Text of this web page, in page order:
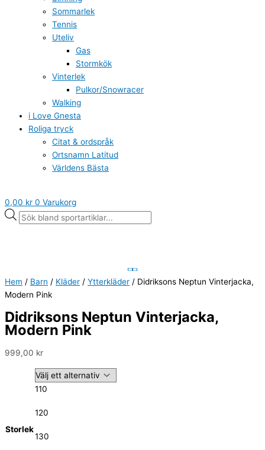
Sommarlek
Tennis
Uteliv
Gas
Stormkök
Vinterlek
Pulkor/Snowracer
Walking
i Love Gnesta
Roliga tryck
Citat & ordspråk
Ortsnamn Latitud
Världens Bästa
0,00 kr 0 Varukorg
Hem / Barn / Kläder / Ytterkläder / Didriksons Neptun Vinterjacka,
Modern Pink
Didriksons Neptun Vinterjacka,
Modern Pink
999,00 kr
Storlek
110
120
130